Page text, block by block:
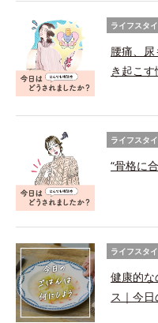
ライフスタ
腰痛、
き起こす
ライフスタ
“骨格に
ライフスタ
健康的な
ス｜今